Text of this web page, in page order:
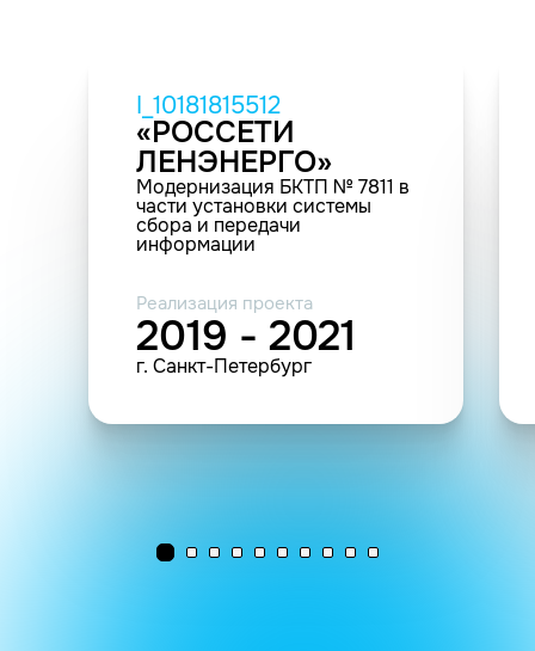
I_10181815512
«РОССЕТИ
ЛЕНЭНЕРГО»
Модернизация БКТП № 7811 в
части установки системы
сбора и передачи
информации
Реализация проекта
2019 - 2021
г. Санкт-Петербург